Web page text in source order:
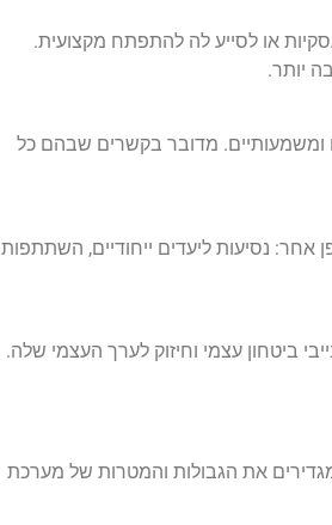
או לסייע לה להתפתח מקצועית.
יותר.
ומשמעותיים. מדובר בקשרים שבהם כל
אחר: נסיעות ליעדים ייחודיים, השתתפות
ביטחון עצמי וחיזוק לערך העצמי שלה.
את הגבולות והמטרות של מערכת